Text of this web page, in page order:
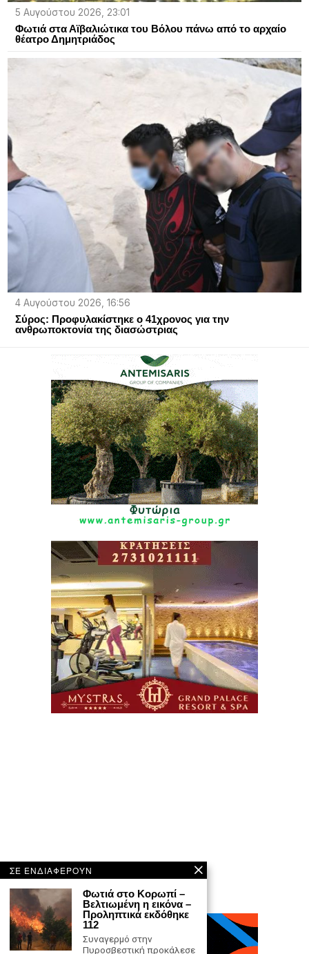
5 Αυγούστου 2026, 23:01
Φωτιά στα Αϊβαλιώτικα του Βόλου πάνω από το αρχαίο
θέατρο Δημητριάδος
4 Αυγούστου 2026, 16:56
Σύρος: Προφυλακίστηκε ο 41χρονος για την
ανθρωποκτονία της διασώστριας
ΣΕ ΕΝΔΙΑΦΕΡΟΥΝ
Φωτιά στο Κορωπί –
Βελτιωμένη η εικόνα –
Προληπτικά εκδόθηκε
112
Συναγερμό στην
Πυροσβεστική προκάλεσε